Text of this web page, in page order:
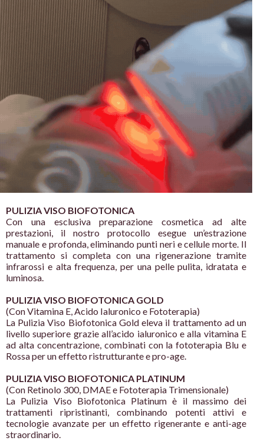
PULIZIA VISO BIOFOTONICA
Con una esclusiva preparazione cosmetica ad alte
prestazioni, il nostro protocollo esegue un’estrazione
manuale e profonda, eliminando punti neri e cellulemorte. Il
trattamento si completa con una rigenerazione tramite
infrarossi e alta frequenza, per una pelle pulita, idratata e
luminosa.
PULIZIA VISO BIOFOTONICA GOLD
(Con Vitamina E, Acido Ialuronico e Fototerapia)
La Pulizia Viso Biofotonica Gold eleva il trattamento ad un
livello superiore grazie all’acido ialuronico e alla vitamina E
ad alta concentrazione, combinati con lafototerapia Blu e
Rossa per un effetto ristrutturante epro-age.
PULIZIA VISO BIOFOTONICA PLATINUM
(Con Retinolo 300, DMAE e Fototerapia Trimensionale)
La Pulizia Viso Biofotonica Platinum è il massimo dei
trattamenti ripristinanti, combinando potenti attivi e
tecnologie avanzate per un effetto rigenerante e anti-age
straordinario.